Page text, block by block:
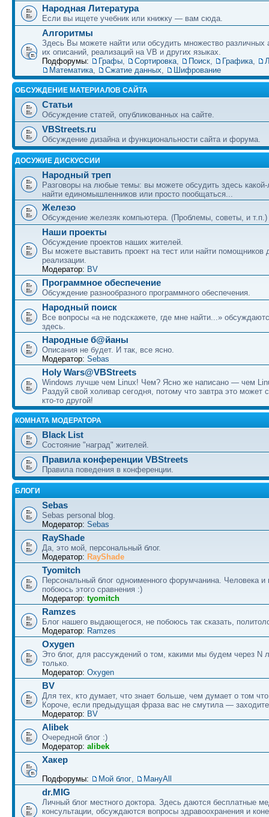
Народная Литература
Если вы ищете учебник или книжку — вам сюда.
Алгоритмы
Здесь Вы можете найти или обсудить множество различных
их описаний, реализаций на VB и других языках.
Подфорумы:
Графы, Сортировка, Поиск, Графика,
Математика, Сжатие данных, Шифрование
ОБСУЖДЕНИЕ МАТЕРИАЛОВ САЙТА
Статьи
Обсуждение статей, опубликованных на сайте.
VBStreets.ru
Обсуждение дизайна и функциональности сайта и форума.
ДОСУЖИЕ ДИСКУССИИ
Народный треп
Разговоры на любые темы: вы можете обсудить здесь какой-
найти единомышленников или просто пообщаться...
Железо
Обсуждение железяк компьютера. (Проблемы, советы, и т.п.)
Наши проекты
Обсуждение проектов наших жителей.
Вы можете выставить проект на тест или найти помощников
реализации.
Модератор: BV
Программное обеспечение
Обсуждение разнообразного программного обеспечения.
Народный поиск
Все вопросы «а не подскажете, где мне найти...»
здесь.
Народные б@йаны
Описания не будет. И так, все ясно.
Модератор: Sebas
Holy Wars@VBStreets
Windows лучше чем Linux! Чем? Ясно же написано — чем
Раздуй свой холивар сегодня, потому что завтра это может
кто-то другой!
КОМНАТА МОДЕРАТОРА
Black List
Состояние "наград" жителей.
Правила конференции VBStreets
Правила поведения в конференции.
БЛОГИ
Sebas
Sebas personal blog.
Модератор: Sebas
RayShade
Да, это мой, персональный блог.
Модератор: RayShade
Tyomitch
Персональный блог одноименного форумчанина. Человека и
побоюсь этого сравнения :)
Модератор: tyomitch
Ramzes
Блог нашего выдающегося, не побоюсь так сказать,
Модератор: Ramzes
Oxygen
Это блог, для рассуждений о том, какими мы будем через N
только.
Модератор: Oxygen
BV
Для тех, кто думает, что знает больше, чем думает о том что
Короче, если предыдущая фраза вас не смутила —
Модератор: BV
Alibek
Очередной блог :)
Модератор: alibek
Хакер
Подфорумы: Мой блог, МануAll
dr.MIG
Личный блог местного доктора. Здесь даются бесплатные
консультации, обсуждаются вопросы здравоохранения и